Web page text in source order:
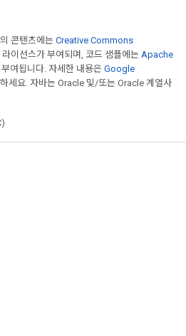
콘텐츠에는 Creative Commons
라이선스가 부여되며, 코드 샘플에는 Apache
여됩니다. 자세한 내용은 Google
세요. 자바는 Oracle 및/또는 Oracle 계열사